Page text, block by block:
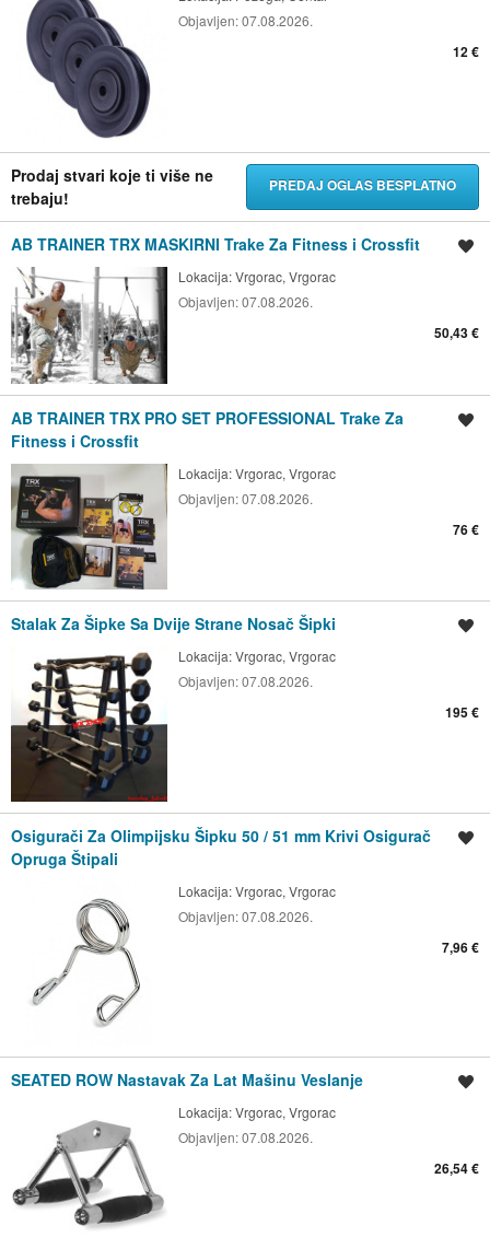
Objavljen:07.08.2026.
12 €
Prodaj stvari koje ti više ne
trebaju!
PREDAJ OGLAS BESPLATNO
AB TRAINER TRX MASKIRNI Trake Za Fitness i Crossfit
Lokacija:Vrgorac, Vrgorac
Objavljen:07.08.2026.
50,43 €
AB TRAINER TRX PRO SET PROFESSIONAL Trake Za
Fitness i Crossfit
Lokacija:Vrgorac, Vrgorac
Objavljen:07.08.2026.
76 €
Stalak Za Šipke Sa Dvije Strane Nosač Šipki
Lokacija:Vrgorac, Vrgorac
Objavljen:07.08.2026.
195 €
Osigurači Za Olimpijsku Šipku 50 / 51 mm Krivi Osigurač
Opruga Štipali
Lokacija:Vrgorac, Vrgorac
Objavljen:07.08.2026.
7,96 €
SEATED ROW Nastavak Za Lat Mašinu Veslanje
Lokacija:Vrgorac, Vrgorac
Objavljen:07.08.2026.
26,54 €